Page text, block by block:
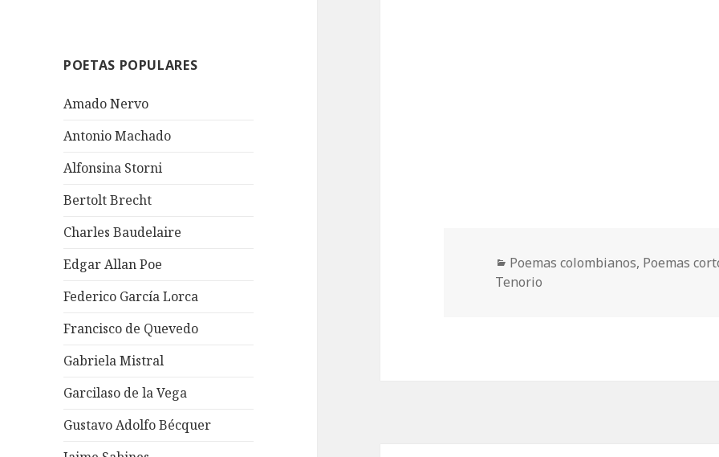
POETAS POPULARES
Amado Nervo
Antonio Machado
Alfonsina Storni
Bertolt Brecht
Charles Baudelaire
Edgar Allan Poe
Federico García Lorca
Francisco de Quevedo
Gabriela Mistral
Garcilaso de la Vega
Gustavo Adolfo Bécquer
Categorías
Poemas colombianos, Poemas
Tenorio